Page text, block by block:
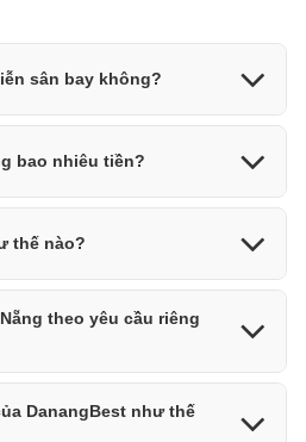
sân bay không?
bao nhiêu tiền?
thế nào?
theo yêu cầu riêng
DanangBest như thế